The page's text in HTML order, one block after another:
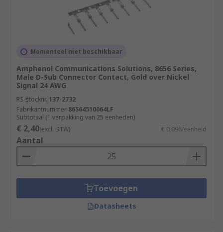
Momenteel niet beschikbaar
Amphenol Communications Solutions, 8656 Series,
Male D-Sub Connector Contact, Gold over Nickel
Signal 24 AWG
RS-stocknr. 137-2732
Fabrikantnummer 86564510064LF
Subtotaal (1 verpakking van 25 eenheden)
€ 2,40(excl. BTW) € 0,096/eenheid
Aantal
Toevoegen
Datasheets